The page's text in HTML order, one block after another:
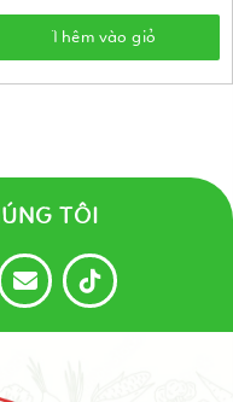
Thêm vào giỏ
TÔI